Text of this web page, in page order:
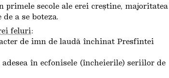
secole ale erei creștine, majoritatea
a se boteza.
feluri:
de imn de laudă închinat Presfintei
în ecfonisele (încheierile) seriilor de